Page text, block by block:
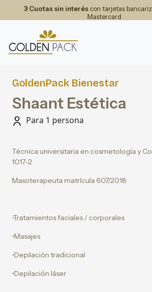
3 Cuotas sin interéscon tarjetas
Mastercard
GoldenPack Bienestar
Shaant Estética
Para 1 persona
Técnica universitaria en cosmetología y
1017-2
Masoterapeuta matrícula 607/2018
•Tratamientos faciales / corporales
•Masajes
•Depilación tradicional
•Depilación láser